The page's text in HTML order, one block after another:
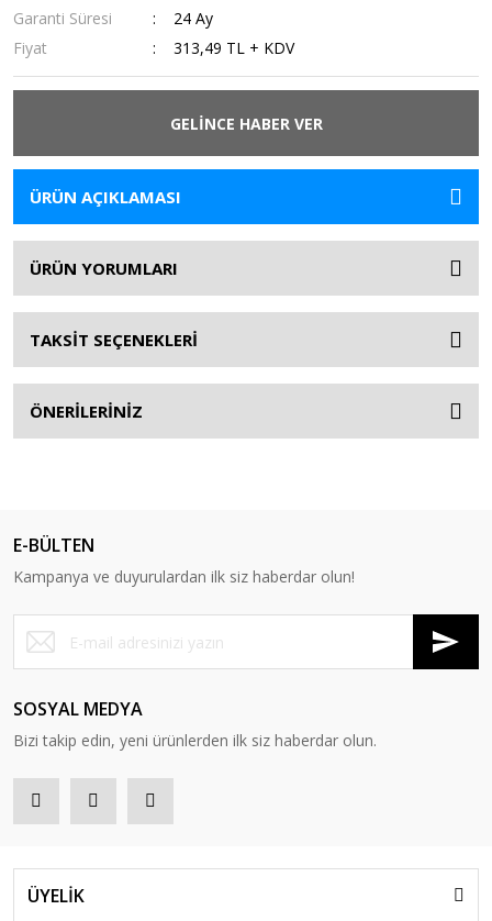
Garanti Süresi
24 Ay
Fiyat
313,49 TL + KDV
GELİNCE HABER VER
ÜRÜN AÇIKLAMASI
ÜRÜN YORUMLARI
TAKSİT SEÇENEKLERİ
ÖNERİLERİNİZ
E-BÜLTEN
Kampanya ve duyurulardan ilk siz haberdar olun!
SOSYAL MEDYA
Bizi takip edin, yeni ürünlerden ilk siz haberdar olun.
ÜYELİK